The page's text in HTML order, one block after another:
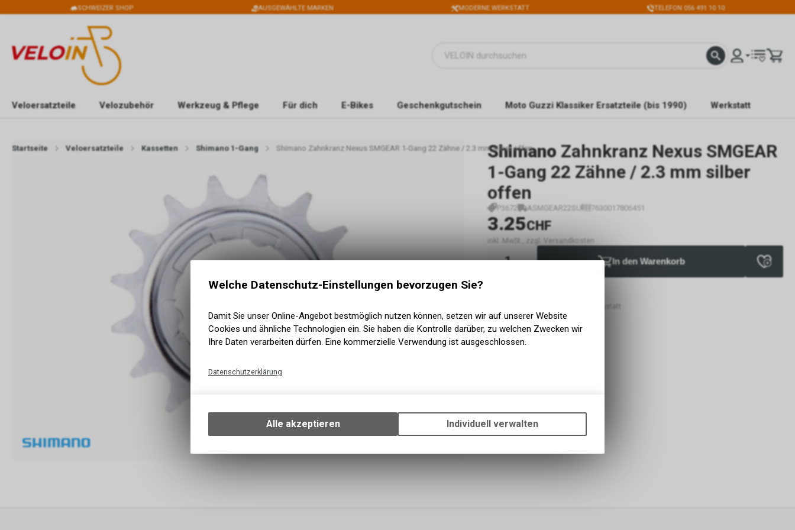
SCHWEIZER SHOP AUSGEWÄHLTE MARKEN MODERNE WERKSTATT TELEFON 056 491 10 10
Veloersatzteile Velozubehör Werkzeug & Pflege Für dich E-Bikes Geschenkgutschein Moto Guzzi Klassiker Ersatzteile (bis 1990) Werkstatt
Startseite Veloersatzteile Kassetten Shimano 1-Gang Shimano Zahnkranz Nexus SMGEAR 1-Gang 22 Zähne / 2.3 mm silber offen
Shimano Zahnkranz Nexus SMGEAR
1-Gang 22 Zähne / 2.3 mm silber
offen
P3672 ASMGEAR22SU 7630017806451
3.25CHF
inkl. MwSt., zzgl. Versandkosten
In den Warenkorb
Abholung VELOIN Zweirad-Werkstatt
Welche Datenschutz-Einstellungen bevorzugen Sie?
Damit Sie unser Online-Angebot bestmöglich nutzen können, setzen wir auf unserer Website
Cookies und ähnliche Technologien ein. Sie haben die Kontrolle darüber, zu welchen Zwecken wir
Ihre Daten verarbeiten dürfen. Eine kommerzielle Verwendung ist ausgeschlossen.
Datenschutzerklärung
Ihrem Gerät, um die grundlegenden Funktionen unseres Online-Angebots, wie die
Verwendung des Warenkorbs, zu ermöglichen. Bitte beachten Sie, dass die
zulassen.
Alle akzeptieren Individuell verwalten